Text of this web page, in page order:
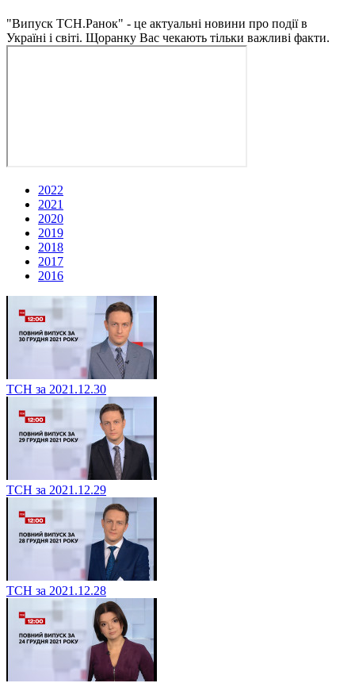
"Випуск ТСН.Ранок" - це актуальні новини про події в
Україні і світі. Щоранку Вас чекають тільки важливі факти.
2022
2021
2020
2019
2018
2017
2016
ТСН за 2021.12.30
ТСН за 2021.12.29
ТСН за 2021.12.28